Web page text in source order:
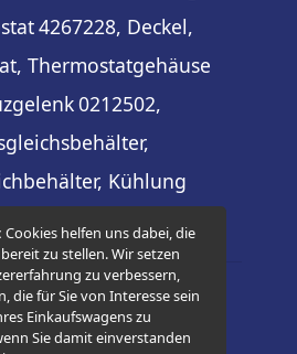
Cookies helfen uns dabei, die
zu stellen. Wir setzen
zu verbessern,
die für Sie von Interesse sein
Einkaufswagens zu
Sie damit einverstanden
4267228, Deckel,
Thermostatgehäuse
0212502,
Kühlung
Ersatzteilhandel